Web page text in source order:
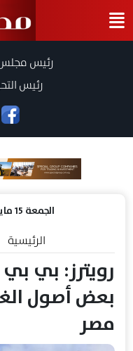
رئيس مجلس
رئيس
الجمعة 15 مايو 2026 | 04:02 م
الرئيسية
رويترز: بي بي
بعض أصول
مصر